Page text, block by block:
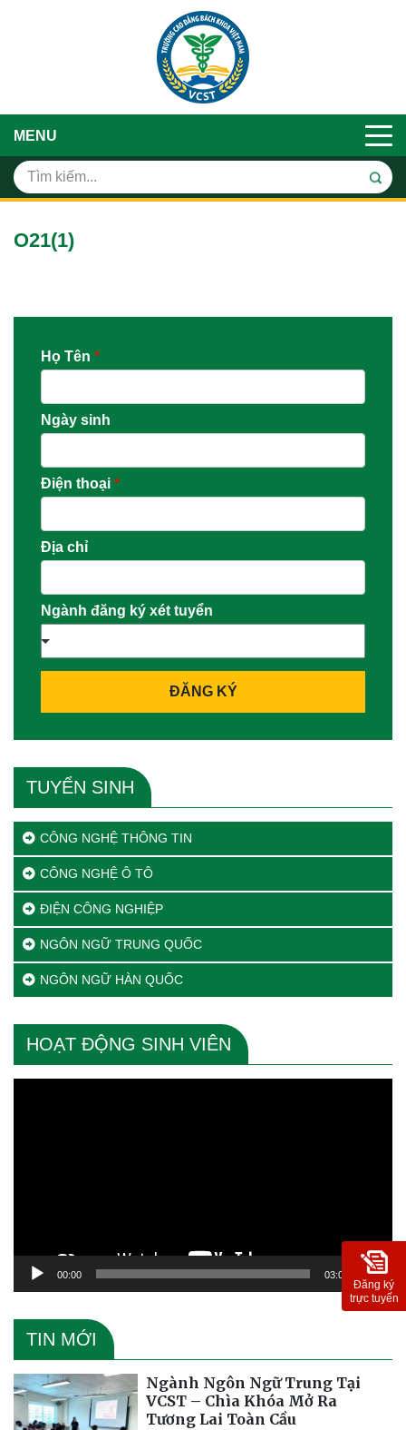
MENU
O21(1)
Họ Tên *
Ngày sinh
Điện thoại *
Địa chỉ
Ngành đăng ký xét tuyển
ĐĂNG KÝ
TUYỂN SINH
CÔNG NGHỆ THÔNG TIN
CÔNG NGHỆ Ô TÔ
ĐIỆN CÔNG NGHIỆP
NGÔN NGỮ TRUNG QUỐC
NGÔN NGỮ HÀN QUỐC
HOẠT ĐỘNG SINH VIÊN
00:00 03:09
TIN MỚI
Ngành Ngôn Ngữ Trung Tại
VCST – Chìa Khóa Mở Ra
Tương Lai Toàn Cầu
Đăng ký
trực tuyến